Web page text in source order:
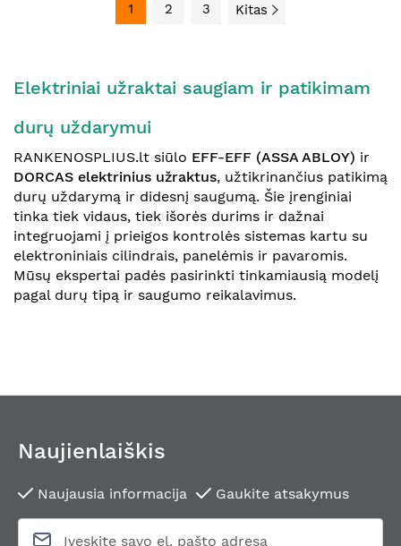
1 2 3 Kitas
Elektriniai užraktai saugiam ir patikimam
durų uždarymui
RANKENOSPLIUS.lt siūlo EFF-EFF (ASSA ABLOY) ir
DORCAS elektrinius užraktus, užtikrinančius patikimą
durų uždarymą ir didesnį saugumą. Šie įrenginiai
tinka tiek vidaus, tiek išorės durims ir dažnai
integruojami į prieigos kontrolės sistemas kartu su
elektroniniais cilindrais, panelėmis ir pavaromis.
Mūsų ekspertai padės pasirinkti tinkamiausią modelį
pagal durų tipą ir saugumo reikalavimus.
Naujienlaiškis
Naujausia informacija Gaukite atsakymus